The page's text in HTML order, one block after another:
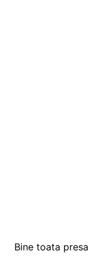
Bine toata